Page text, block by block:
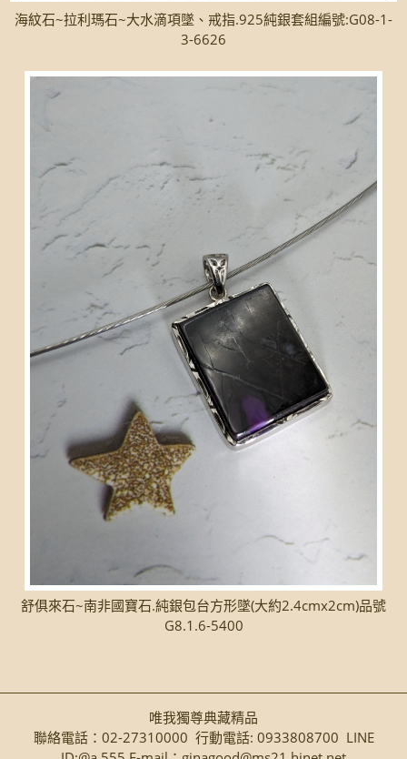
海紋石~拉利瑪石~大水滴項墜、戒指.925純銀套組編號:G08-1-
3-6626
舒俱來石~南非國寶石.純銀包台方形墜(大約2.4cmx2cm)品號
G8.1.6-5400
唯我獨尊典藏精品
聯絡電話：02-27310000 行動電話: 0933808700 LINE